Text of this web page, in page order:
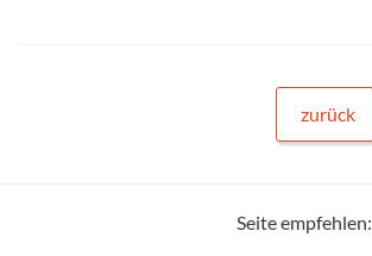
zurück
Seite empfehlen: